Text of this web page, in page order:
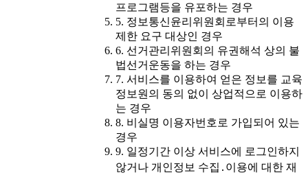
프로그램등을 유포하는 경우
5. 정보통신윤리위원회로부터의 이용
제한 요구 대상인 경우
6. 선거관리위원회의 유권해석 상의 불
법선거운동을 하는 경우
7. 서비스를 이용하여 얻은 정보를 교육
정보원의 동의 없이 상업적으로 이용하
는 경우
8. 비실명 이용자번호로 가입되어 있는
경우
9. 일정기간 이상 서비스에 로그인하지
않거나 개인정보 수집․이용에 대한 재